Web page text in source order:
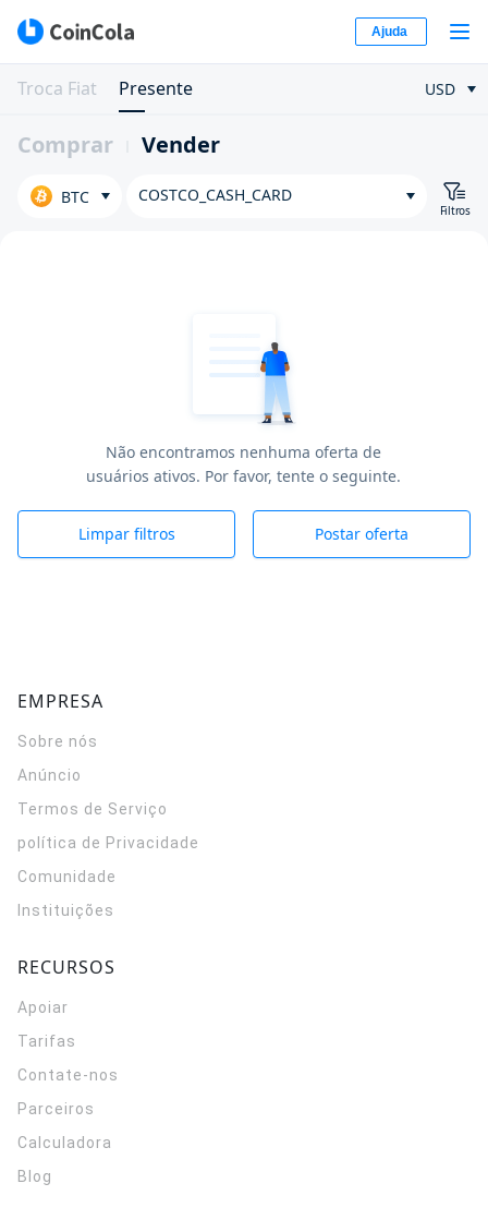
Ajuda
Troca Fiat Presente USD
Comprar Vender
BTC COSTCO_CASH_CARD
Filtros
Não encontramos nenhuma oferta de
usuários ativos. Por favor, tente o seguinte.
Limpar filtros Postar oferta
EMPRESA
Sobre nós
Anúncio
Termos de Serviço
política de Privacidade
Comunidade
Instituições
RECURSOS
Apoiar
Tarifas
Contate-nos
Parceiros
Calculadora
Blog